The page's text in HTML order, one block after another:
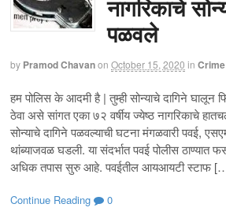
नागरिकाचे
पळवले
by Pramod Chavanon October 15, 2020 in Crime
हम पोलिस के आदमी है | तुम्ही सोन्याचे दागिने घालून
ठेवा असे सांगत एका ७२ वर्षीय ज्येष्ठ नागरिकाचे
सोन्याचे दागिने पळवल्याची घटना मंगळवारी पवई,
थांब्याजवळ घडली. या संदर्भात पवई पोलीस
अधिक तपास सुरु आहे. पवईतील आयआयटी स्टाफ
Continue Reading 0